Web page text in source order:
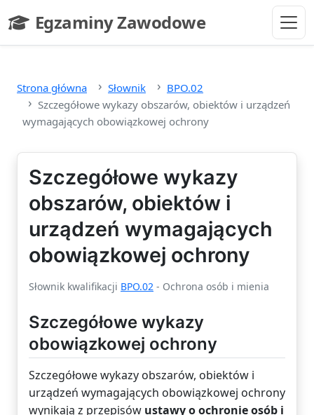
Egzaminy Zawodowe
- strona główna
Strona główna Słownik
BPO.02
Szczegółowe wykazy obszarów, obiektów i urządzeń
wymagających obowiązkowej ochrony
Szczegółowe wykazy
obszarów, obiektów i
urządzeń wymagających
obowiązkowej ochrony
Słownik kwalifikacji BPO.02 - Ochrona osób i mienia
Szczegółowe wykazy
obowiązkowej ochrony
Szczegółowe wykazy obszarów, obiektów i
urządzeń wymagających obowiązkowej ochrony
wynikają z przepisów ustawy o ochronie osób i